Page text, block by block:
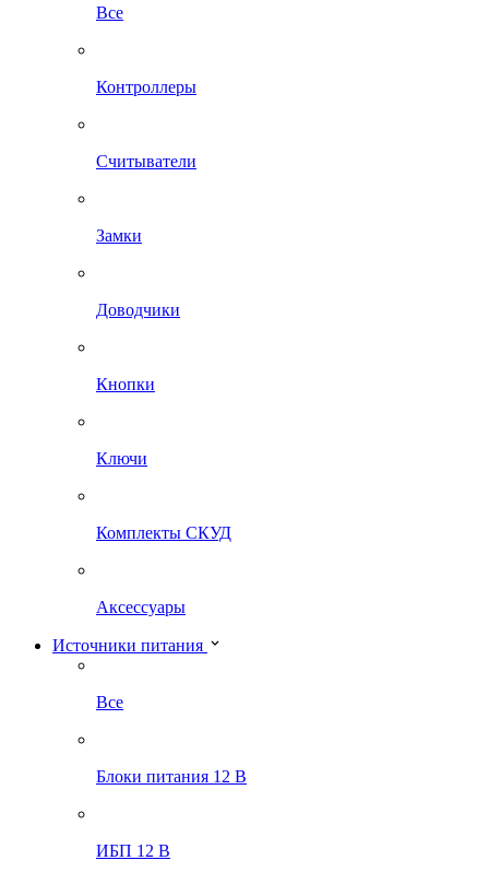
Все
Контроллеры
Считыватели
Замки
Доводчики
Кнопки
Ключи
Комплекты СКУД
Аксессуары
Источники питания
Все
Блоки питания 12 В
ИБП 12 В